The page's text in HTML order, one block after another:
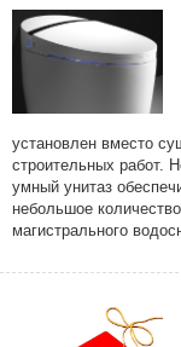
установлен вместо
строительных работ.
умный унитаз
небольшое
магистрального